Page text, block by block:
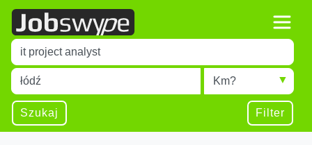
Title
Type 1 or more characters for results.
Miejscowość
Type 1 or more characters for results.
Radius
Szukaj Filter